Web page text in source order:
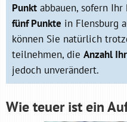
Punkt abbauen, sofern Ihr
fünf Punkte in Flensburg
können Sie natürlich
teilnehmen, die Anzahl
jedoch unverändert.
Wie teuer ist ein